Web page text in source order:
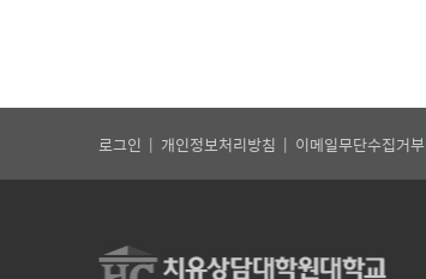
로그인 | 개인정보처리방침 | 이메일무단수집거부